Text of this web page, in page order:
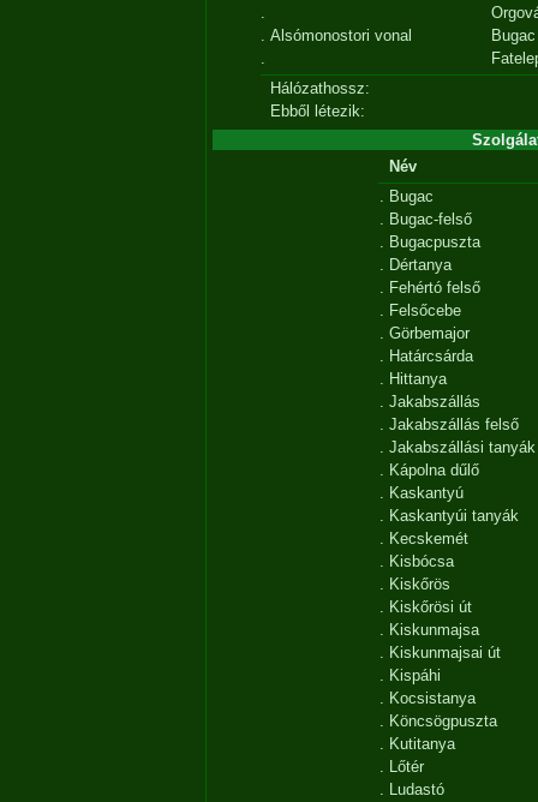
.
. Alsómonostori vonal
.
Hálózathossz:
Ebből létezik:
Név
. Bugac
. Bugac-felső
. Bugacpuszta
. Dértanya
. Fehértó felső
. Felsőcebe
. Görbemajor
. Határcsárda
. Hittanya
. Jakabszállás
. Jakabszállás felső
. Jakabszállási tanyák
. Kápolna dűlő
. Kaskantyú
. Kaskantyúi tanyák
. Kecskemét
. Kisbócsa
. Kiskőrös
. Kiskőrösi út
. Kiskunmajsa
. Kiskunmajsai út
. Kispáhi
. Kocsistanya
. Köncsögpuszta
. Kutitanya
. Lőtér
. Ludastó